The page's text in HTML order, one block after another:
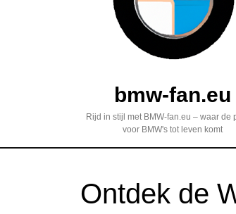
bmw-fan.eu
Rijd in stijl met BMW-fan.eu – waar de
voor BMW's tot leven komt
Ontdek de